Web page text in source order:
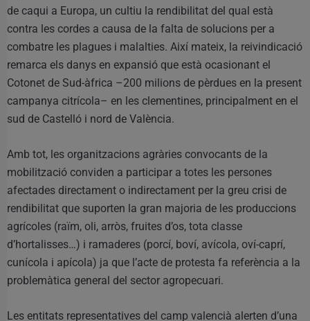
de caqui a Europa, un cultiu la rendibilitat del qual està
contra les cordes a causa de la falta de solucions per a
combatre les plagues i malalties. Així mateix, la reivindicació
remarca els danys en expansió que està ocasionant el
Cotonet de Sud-àfrica –200 milions de pèrdues en la present
campanya citrícola– en les clementines, principalment en el
sud de Castelló i nord de València.
Amb tot, les organitzacions agràries convocants de la
mobilització conviden a participar a totes les persones
afectades directament o indirectament per la greu crisi de
rendibilitat que suporten la gran majoria de les produccions
agrícoles (raïm, oli, arròs, fruites d’os, tota classe
d’hortalisses…) i ramaderes (porcí, boví, avícola, oví-caprí,
cunícola i apícola) ja que l’acte de protesta fa referència a la
problemàtica general del sector agropecuari.
Les entitats representatives del camp valencià alerten d’una